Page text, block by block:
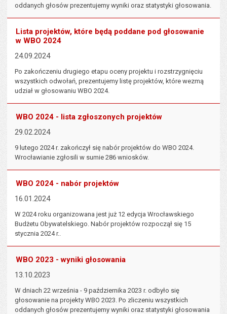
oddanych głosów prezentujemy wyniki oraz statystyki głosowania.
Lista projektów, które będą poddane pod głosowanie
w WBO 2024
24.09.2024
Po zakończeniu drugiego etapu oceny projektu i rozstrzygnięciu
wszystkich odwołań, prezentujemy listę projektów, które wezmą
udział w głosowaniu WBO 2024.
WBO 2024 - lista zgłoszonych projektów
29.02.2024
9 lutego 2024 r. zakończył się nabór projektów do WBO 2024.
Wrocławianie zgłosili w sumie 286 wniosków.
WBO 2024 - nabór projektów
16.01.2024
W 2024 roku organizowana jest już 12 edycja Wrocławskiego
Budżetu Obywatelskiego. Nabór projektów rozpoczął się 15
stycznia 2024 r..
WBO 2023 - wyniki głosowania
13.10.2023
W dniach 22 września - 9 października 2023 r. odbyło się
głosowanie na projekty WBO 2023. Po zliczeniu wszystkich
oddanych głosów prezentujemy wyniki oraz statystyki głosowania